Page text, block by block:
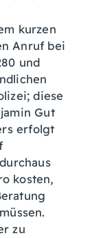
kurzen
Anruf bei
und
diese
Gut
erfolgt
kosten,
zu